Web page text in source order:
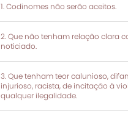
Codinomes não serão aceitos.
Que não tenham relação clara
noticiado.
Que tenham teor calunioso,
injurioso, racista, de incitação à
qualquer ilegalidade.